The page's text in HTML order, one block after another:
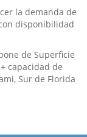
la demanda de
disponibilidad
de Superficie
capacidad de
Sur de Florida